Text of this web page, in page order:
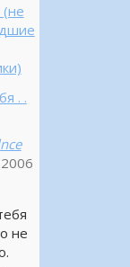
(не
. .
не